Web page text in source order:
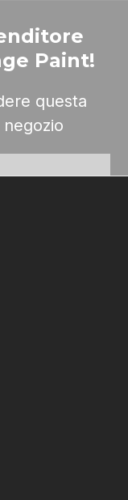
Paint!
questa